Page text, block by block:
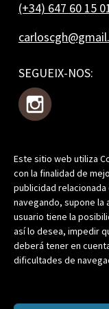
Este sitio web utiliza
con la finalidad de
publicidad
navegando, supone la
usuario tiene la
así lo desea, impedir
deberá tener en
dificultades de
(+34) 647 60 15
SEGUEIX-NOS:
T'APUNTES?
Prement, acceptes la